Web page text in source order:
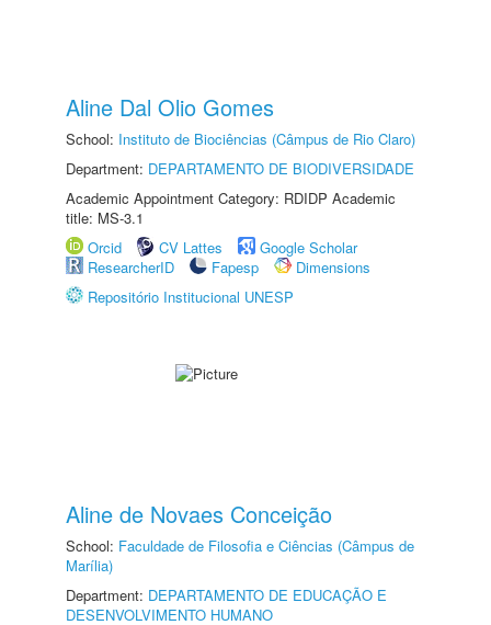
Aline Dal Olio Gomes
School: Instituto de Biociências (Câmpus de Rio Claro)
Department: DEPARTAMENTO DE BIODIVERSIDADE
Academic Appointment Category: RDIDP Academic
title: MS-3.1
Orcid
CV Lattes
Google Scholar
ResearcherID
Fapesp
Dimensions
Repositório Institucional UNESP
Aline de Novaes Conceição
School: Faculdade de Filosofia e Ciências (Câmpus de
Marília)
Department: DEPARTAMENTO DE EDUCAÇÃO E
DESENVOLVIMENTO HUMANO